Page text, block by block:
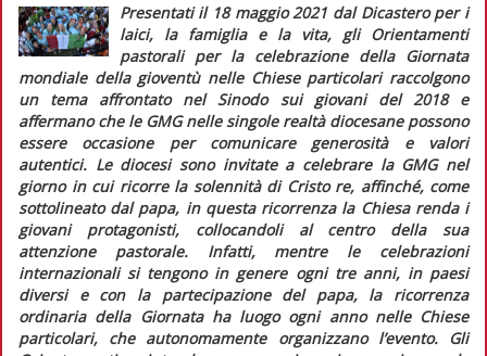
Presentati il 18 maggio 2021 dal Dicastero per i
laici, la famiglia e la vita, gli Orientamenti
pastorali per la celebrazione della Giornata
mondiale della gioventù nelle Chiese particolari raccolgono
un tema affrontato nel Sinodo sui giovani del 2018 e
affermano che le GMG nelle singole realtà diocesane possono
essere occasione per comunicare generosità e valori
autentici. Le diocesi sono invitate a celebrare la GMG nel
giorno in cui ricorre la solennità di Cristo re, affinché, come
sottolineato dal papa, in questa ricorrenza la Chiesa renda i
giovani protagonisti, collocandoli al centro della sua
attenzione pastorale. Infatti, mentre le celebrazioni
internazionali si tengono in genere ogni tre anni, in paesi
diversi e con la partecipazione del papa, la ricorrenza
ordinaria della Giornata ha luogo ogni anno nelle Chiese
particolari, che autonomamente organizzano l’evento. Gli